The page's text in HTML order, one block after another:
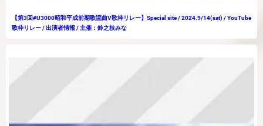
【第3回#U3000昭和平成前期歌謡曲V歌枠リレー】Special site / 2024.9/14(sat) / YouTube
歌枠リレー / 出演者情報 / 主催：鈴之枝みな